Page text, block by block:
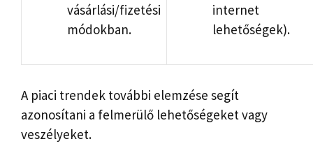
vásárlási/fizetési
módokban.
internet
lehetőségek).
A piaci trendek további elemzése segít
azonosítani a felmerülő lehetőségeket vagy
veszélyeket.